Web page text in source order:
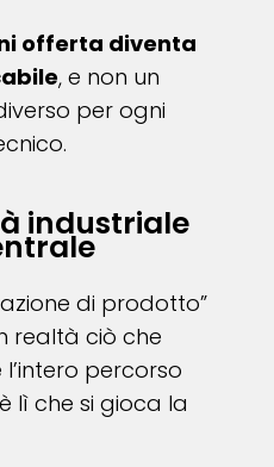
offerta diventa
, e non un
per ogni
industriale
di prodotto”
realtà ciò che
percorso
lì che si gioca la